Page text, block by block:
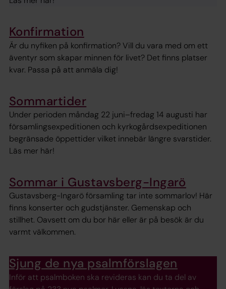
Konfirmation
Är du nyfiken på konfirmation? Vill du vara med om ett
äventyr som skapar minnen för livet? Det finns platser
kvar. Passa på att anmäla dig!
Sommartider
Under perioden måndag 22 juni–fredag 14 augusti har
församlingsexpeditionen och kyrkogårdsexpeditionen
begränsade öppettider vilket innebär längre svarstider.
Läs mer här!
Sommar i Gustavsberg-Ingarö
Gustavsberg-Ingarö församling tar inte sommarlov! Här
finns konserter och gudstjänster. Gemenskap och
stillhet. Oavsett om du bor här eller är på besök är du
varmt välkommen.
Sjung de nya psalmförslagen
Inför att psalmboken ska revideras kan du ta del av